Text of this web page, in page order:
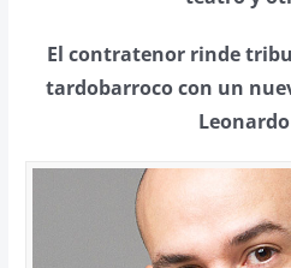
El contratenor rinde
tardobarroco con un